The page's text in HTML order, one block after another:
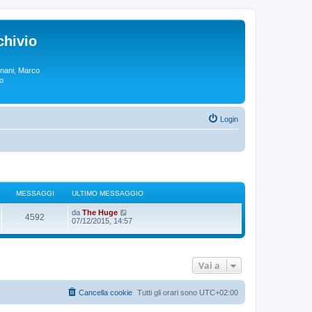
Marco
Login
MESSAGGI ULTIMO MESSAGGIO
4592 da The Huge
e
i
m
m
e
07/12/2015, 14:57
Vai a
Tutti gli orari sono UTC+02:00
Cancella cookie